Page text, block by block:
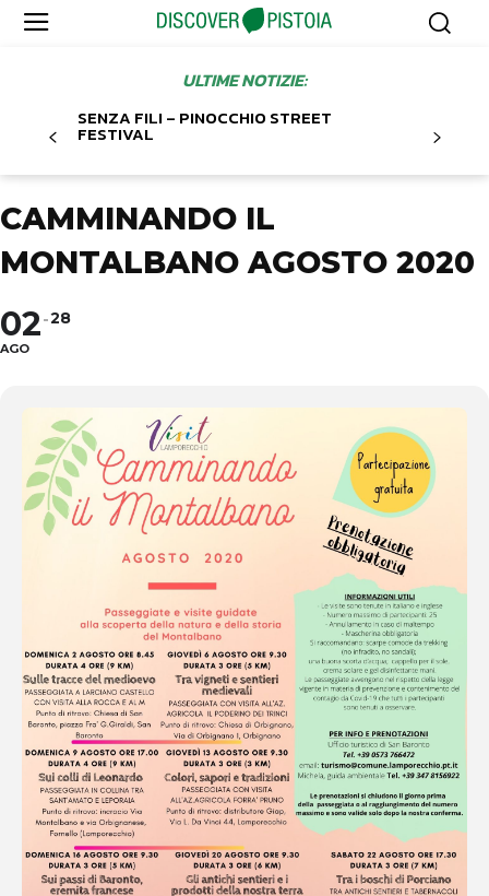
ULTIME NOTIZIE:
SENZA FILI – PINOCCHIO STREET
FESTIVAL
CAMMINANDO IL
MONTALBANO AGOSTO 2020
02
AGO
28